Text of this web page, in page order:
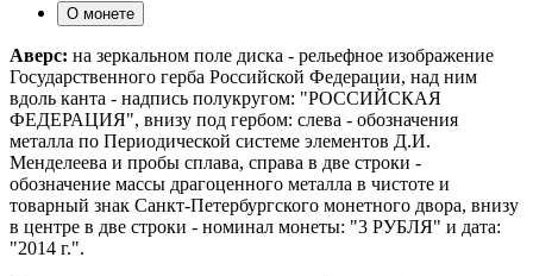
О монете
Аверс: на зеркальном поле диска - рельефное изображение
Государственного герба Российской Федерации, над ним
вдоль канта - надпись полукругом: "РОССИЙСКАЯ
ФЕДЕРАЦИЯ", внизу под гербом: слева - обозначения
металла по Периодической системе элементов Д.И.
Менделеева и пробы сплава, справа в две строки -
обозначение массы драгоценного металла в чистоте и
товарный знак Санкт-Петербургского монетного двора, внизу
в центре в две строки - номинал монеты: "3 РУБЛЯ" и дата:
"2014 г.".